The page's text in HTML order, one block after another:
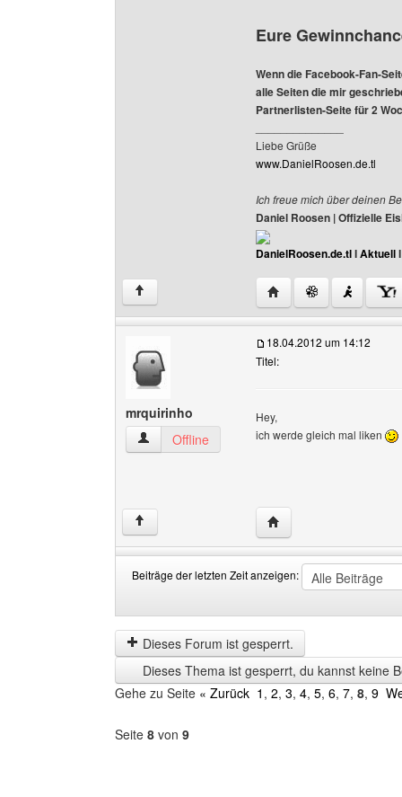
Eure
Wenn die Facebook-Fan-
alle Seiten die mir
Partnerlisten-Seite für 2
Liebe Grüße
www.DanielRoosen.de.tl
Ich freue mich über deinen
Daniel Roosen | Offizielle
DanielRoosen.de.tlIAktuell
↑ Website dieses
mrquirinho
mrquirinho Benutzer-Profile anzeigen
Offline
18.04.2012 um 14:12
Titel:
Hey,
ich werde gleich mal liken
↑ Website dieses
Beiträge der letzten Zeit anzeigen:
der
letzten
Zeit
anzeigen
by
Dieses Forum ist gesperrt.
Dieses Thema ist gesperrt, du kannst keine
Gehe zu Seite « Zurück 1 , 2, 3, 4, 5, 6, 7, 8, 9
Seite 8 von 9